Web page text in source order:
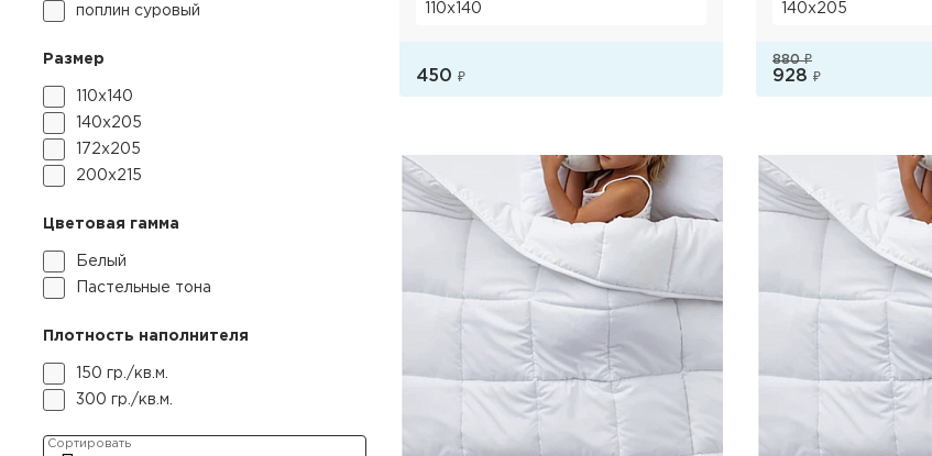
поплин суровый
Размер
110х140
140х205
172х205
200х215
Цветовая гамма
Белый
Пастельные тона
Плотность наполнителя
150 гр./кв.м.
300 гр./кв.м.
Сортировать
110х140
450 ₽
140х205
880₽
928 ₽